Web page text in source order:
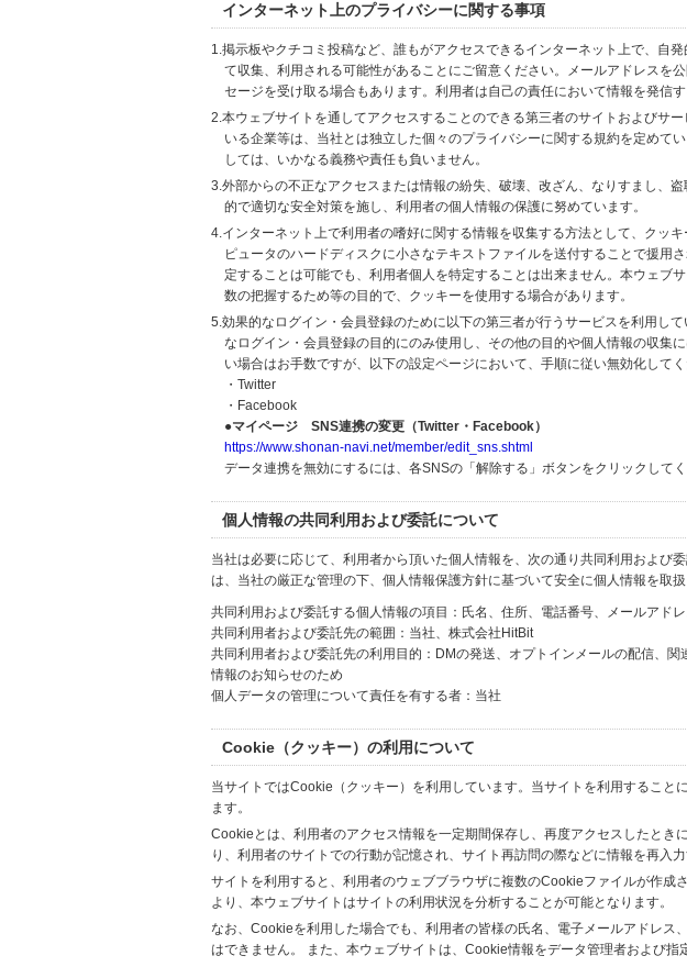
インターネット上のプライバシーに関する事項
1.掲示板やクチコミ投稿など、誰もがアクセスできるインターネット上で、自
て収集、利用される可能性があることにご留意ください。メールアドレスを
セージを受け取る場合もあります。利用者は自己の責任において情報を発信す
2.本ウェブサイトを通してアクセスすることのできる第三者のサイトおよびサ
いる企業等は、当社とは独立した個々のプライバシーに関する規約を定めて
しては、いかなる義務や責任も負いません。
3.外部からの不正なアクセスまたは情報の紛失、破壊、改ざん、なりすまし、
的で適切な安全対策を施し、利用者の個人情報の保護に努めています。
4.インターネット上で利用者の嗜好に関する情報を収集する方法として、クッ
ピュータのハードディスクに小さなテキストファイルを送付することで援用
定することは可能でも、利用者個人を特定することは出来ません。本ウェブ
数の把握するため等の目的で、クッキーを使用する場合があります。
5.効果的なログイン・会員登録のために以下の第三者が行うサービスを利用し
なログイン・会員登録の目的にのみ使用し、その他の目的や個人情報の収集
い場合はお手数ですが、以下の設定ページにおいて、手順に従い無効化してく
・Twitter
・Facebook
●マイページ SNS連携の変更（Twitter・Facebook）
https://www.shonan-navi.net/member/edit_sns.shtml
データ連携を無効にするには、各SNSの「解除する」ボタンをクリックしてく
個人情報の共同利用および委託について
当社は必要に応じて、利用者から頂いた個人情報を、次の通り共同利用および
は、当社の厳正な管理の下、個人情報保護方針に基づいて安全に個人情報を取扱
共同利用および委託する個人情報の項目：氏名、住所、電話番号、メールアド
共同利用者および委託先の範囲：当社、株式会社HitBit
共同利用者および委託先の利用目的：DMの発送、オプトインメールの配信、
情報のお知らせのため
個人データの管理について責任を有する者：当社
Cookie（クッキー）の利用について
当サイトではCookie（クッキー）を利用しています。当サイトを利用すること
ます。
Cookieとは、利用者のアクセス情報を一定期間保存し、再度アクセスしたとき
り、利用者のサイトでの行動が記憶され、サイト再訪問の際などに情報を再入力
サイトを利用すると、利用者のウェブブラウザに複数のCookieファイルが作成
より、本ウェブサイトはサイトの利用状況を分析することが可能となります。
なお、Cookieを利用した場合でも、利用者の皆様の氏名、電子メールアドレス
はできません。 また、本ウェブサイトは、Cookie情報をデータ管理者および指